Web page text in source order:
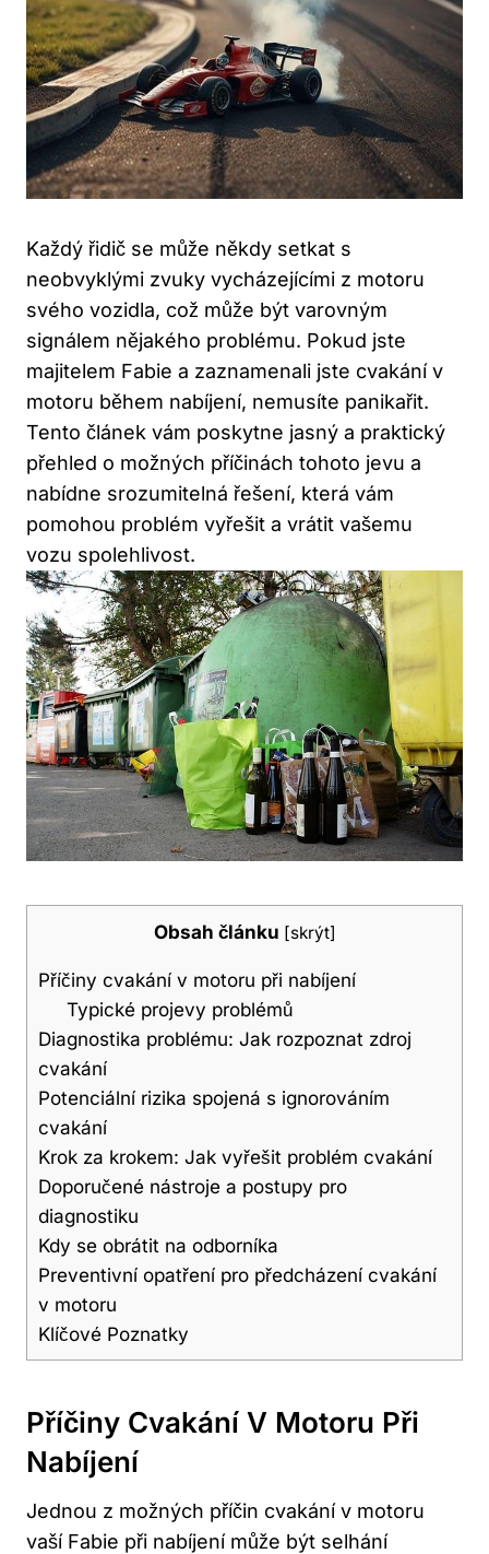
Každý řidič se‍ může někdy setkat s
neobvyklými zvuky vycházejícími z motoru
svého vozidla, což může být varovným⁢
signálem nějakého problému. Pokud jste
majitelem Fabie a ⁤zaznamenali jste cvakání v
motoru během‍ nabíjení, nemusíte ⁢panikařit.
Tento článek vám poskytne jasný a‍ praktický
přehled o možných příčinách⁢ tohoto jevu a⁤
nabídne srozumitelná řešení,⁢ která vám
pomohou problém vyřešit ‍a vrátit vašemu
vozu ​spolehlivost.
Obsah článku [skrýt]
Příčiny cvakání v motoru ⁤při nabíjení
Typické projevy problémů
Diagnostika ‌problému: Jak rozpoznat ⁣zdroj
cvakání
Potenciální rizika‌ spojená s ‌ignorováním​
cvakání
Krok za⁢ krokem: Jak vyřešit problém ‍cvakání
Doporučené nástroje a postupy⁤ pro
diagnostiku
Kdy ⁢se obrátit na odborníka
Preventivní opatření pro předcházení cvakání
v ​motoru
Klíčové Poznatky
Příčiny Cvakání V Motoru ⁤při
Nabíjení
Jednou z možných příčin cvakání v motoru
vaší Fabie při nabíjení​ může být selhání